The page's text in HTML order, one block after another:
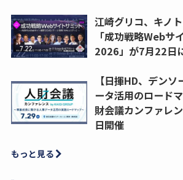
江崎グリコ、キノ
「成功戦略Webサ
2026」が7月22日
【日揮HD、デン
ータ活用のロード
財会議カンファレ
日開催
もっと見る